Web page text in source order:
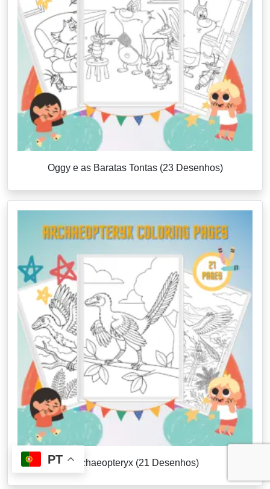
Oggy e as Baratas Tontas (23 Desenhos)
Archaeopteryx (21 Desenhos)
PT